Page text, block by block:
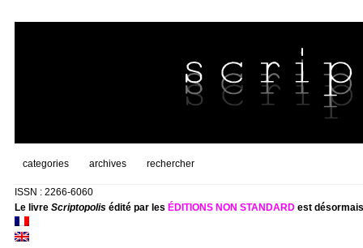
categories archives rechercher
ISSN : 2266-6060
Le livre Scriptopolisédité par les ÉDITIONS NON STANDARDest